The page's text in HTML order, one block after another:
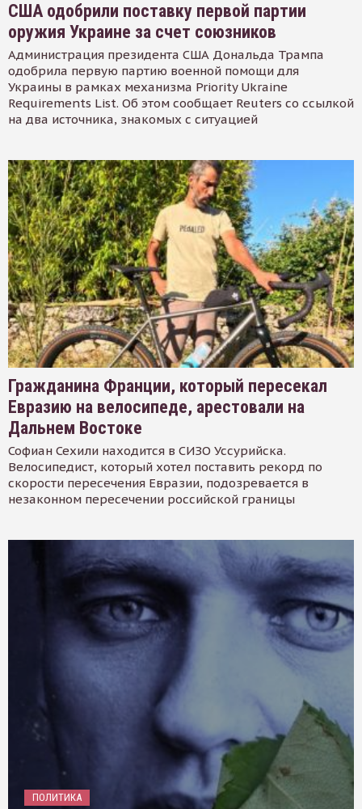
США одобрили поставку первой партии
оружия Украине за счет союзников
Администрация президента США Дональда Трампа
одобрила первую партию военной помощи для
Украины в рамках механизма Priority Ukraine
Requirements List. Об этом сообщает Reuters со ссылкой
на два источника, знакомых с ситуацией
Гражданина Франции, который пересекал
Евразию на велосипеде, арестовали на
Дальнем Востоке
Софиан Сехили находится в СИЗО Уссурийска.
Велосипедист, который хотел поставить рекорд по
скорости пересечения Евразии, подозревается в
незаконном пересечении российской границы
ПОЛИТИКА